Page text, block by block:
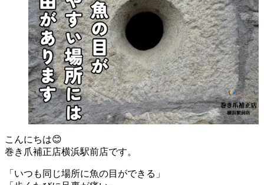
こんにちは😊
巻き爪補正店横浜駅前店です。
「いつも同じ場所に魚の目ができる」